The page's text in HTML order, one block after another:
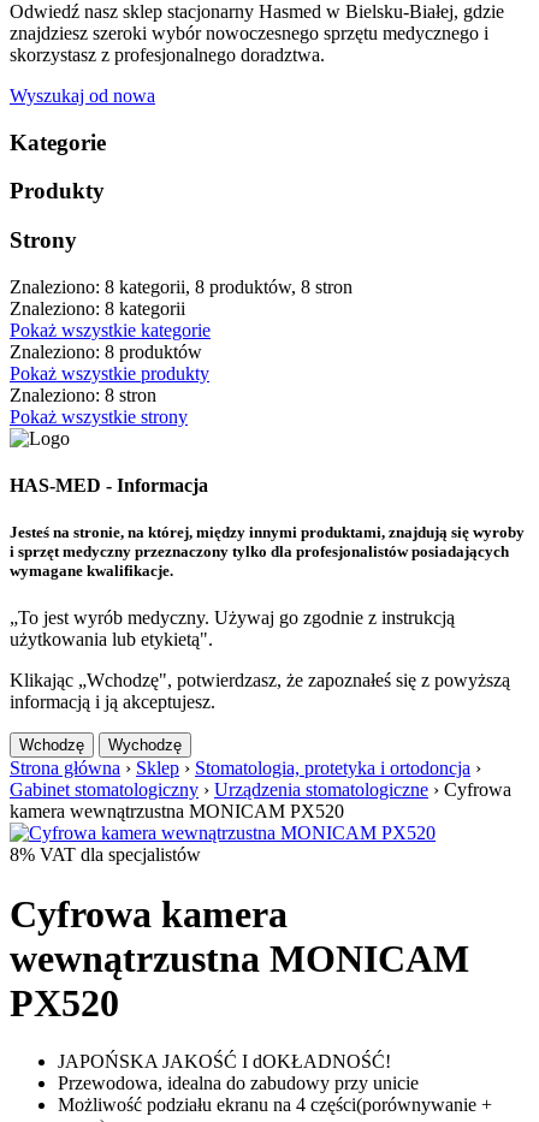
Odwiedź nasz sklep stacjonarny Hasmed w Bielsku-Białej, gdzie
znajdziesz szeroki wybór nowoczesnego sprzętu medycznego i
skorzystasz z profesjonalnego doradztwa.
Wyszukaj od nowa
Kategorie
Produkty
Strony
Znaleziono: 8 kategorii, 8 produktów, 8 stron
Znaleziono: 8 kategorii
Pokaż wszystkie kategorie
Znaleziono: 8 produktów
Pokaż wszystkie produkty
Znaleziono: 8 stron
Pokaż wszystkie strony
HAS-MED - Informacja
Jesteś na stronie, na której, między innymi produktami, znajdują się wyroby
i sprzęt medyczny przeznaczony tylko dla profesjonalistów posiadających
wymagane kwalifikacje.
„To jest wyrób medyczny. Używaj go zgodnie z instrukcją
użytkowania lub etykietą".
Klikając „Wchodzę", potwierdzasz, że zapoznałeś się z powyższą
informacją i ją akceptujesz.
Wchodzę Wychodzę
Strona główna › Sklep › Stomatologia, protetyka i ortodoncja ›
Gabinet stomatologiczny › Urządzenia stomatologiczne › Cyfrowa
kamera wewnątrzustna MONICAM PX520
8% VAT dla specjalistów
Cyfrowa kamera
wewnątrzustna MONICAM
PX520
JAPOŃSKA JAKOŚĆ I dOKŁADNOŚĆ!
Przewodowa, idealna do zabudowy przy unicie
Możliwość podziału ekranu na 4 części(porównywanie +